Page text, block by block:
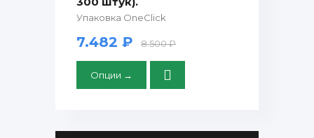
Упаковка OneClick
7.482 ₽ 8.500 ₽
Опции →